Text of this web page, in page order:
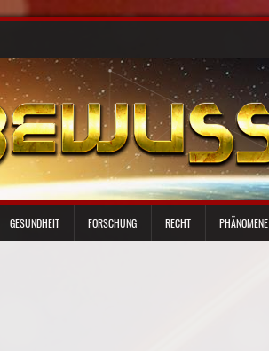
GESUNDHEIT FORSCHUNG RECHT PHÄNOMENE